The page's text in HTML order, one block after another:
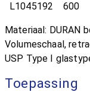
L1045192 600
Materiaal: DURAN
Volumeschaal,
USP Type I
Toepassing